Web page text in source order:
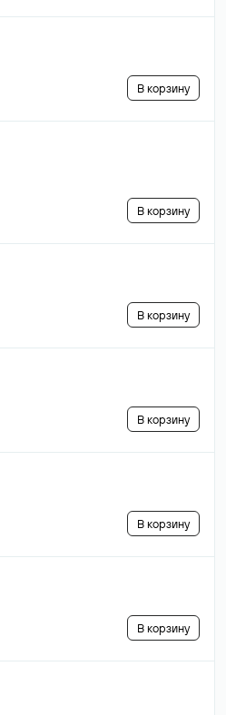
В корзину
В корзину
В корзину
В корзину
В корзину
В корзину